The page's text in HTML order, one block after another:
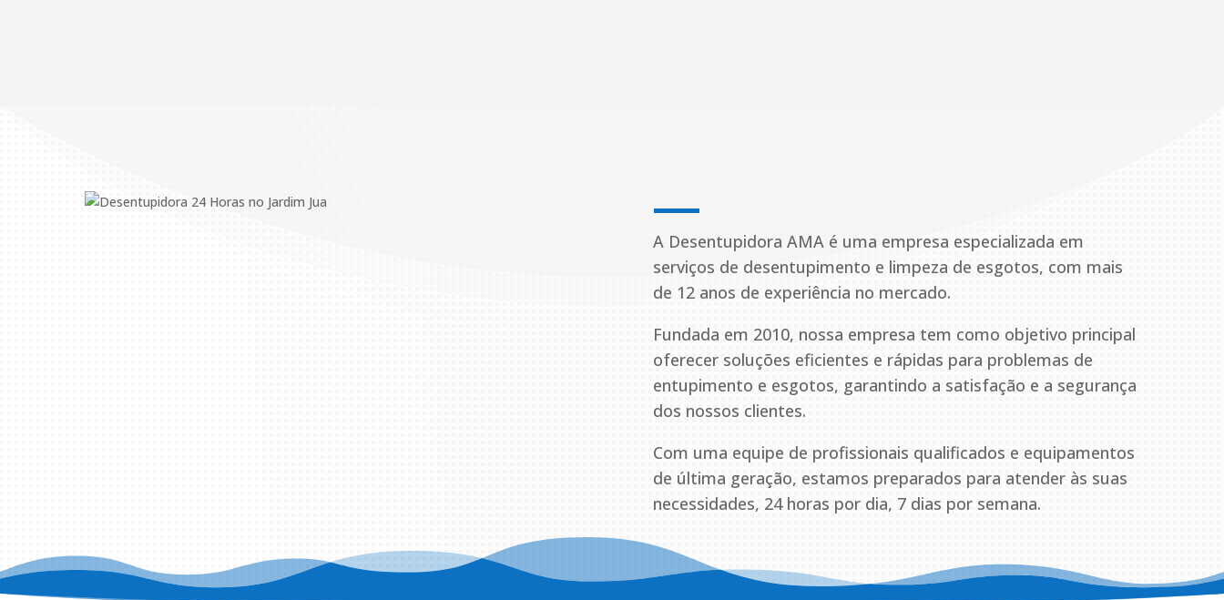
A Desentupidora AMA é uma empresa especializada em
serviços de desentupimento e limpeza de esgotos, com mais
de 12 anos de experiência no mercado.
Fundada em 2010, nossa empresa tem como objetivo principal
oferecer soluções eficientes e rápidas para problemas de
entupimento e esgotos, garantindo a satisfação e a segurança
dos nossos clientes.
Com uma equipe de profissionais qualificados e equipamentos
de última geração, estamos preparados para atender às suas
necessidades, 24 horas por dia, 7 dias por semana.